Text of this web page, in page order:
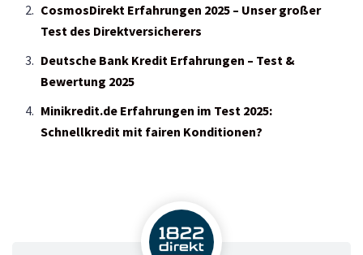
CosmosDirekt Erfahrungen 2025 – Unser großer
Test des Direktversicherers
Deutsche Bank Kredit Erfahrungen – Test &
Bewertung 2025
Minikredit.de Erfahrungen im Test 2025:
Schnellkredit mit fairen Konditionen?